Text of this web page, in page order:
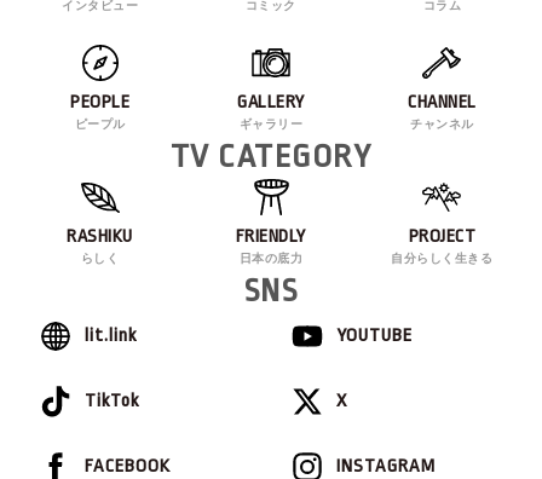
インタビュー コミック コラム
PEOPLE
ピープル
GALLERY
ギャラリー
CHANNEL
チャンネル
TV CATEGORY
RASHIKU
らしく
FRIENDLY
日本の底力
PROJECT
自分らしく生きる
SNS
lit.link YOUTUBE
TikTok X
INSTAGRAM
FACEBOOK